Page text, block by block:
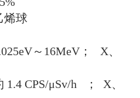
菜单式操作界面
晶显示，高亮背
剂量率，能随时